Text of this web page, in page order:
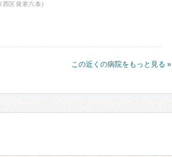
西区発寒六条)
この近くの病院をもっと見る »